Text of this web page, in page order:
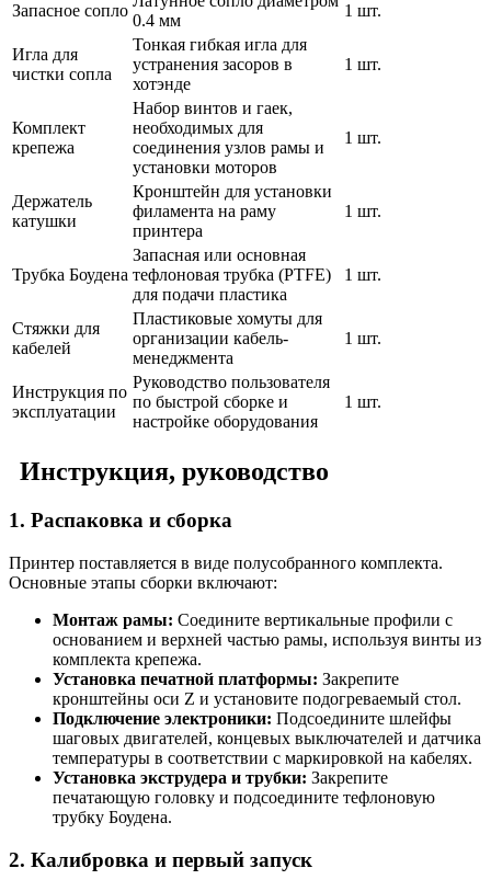
Запасное сопло
0.4 мм
1 шт.
Игла для
чистки сопла
Тонкая гибкая игла для
устранения засоров в
хотэнде
1 шт.
Комплект
крепежа
Набор винтов и гаек,
необходимых для
соединения узлов рамы и
установки моторов
1 шт.
Держатель
катушки
Кронштейн для установки
филамента на раму
принтера
1 шт.
Трубка Боудена
Запасная или основная
тефлоновая трубка (PTFE)
для подачи пластика
1 шт.
Стяжки для
кабелей
Пластиковые хомуты для
организации кабель-
менеджмента
1 шт.
Инструкция по
эксплуатации
Руководство пользователя
по быстрой сборке и
настройке оборудования
1 шт.
Инструкция, руководство
1. Распаковка и сборка
Принтер поставляется в виде полусобранного комплекта.
Основные этапы сборки включают:
Монтаж рамы: Соедините вертикальные профили с
основанием и верхней частью рамы, используя винты из
комплекта крепежа.
Установка печатной платформы: Закрепите
кронштейны оси Z и установите подогреваемый стол.
Подключение электроники: Подсоедините шлейфы
шаговых двигателей, концевых выключателей и датчика
температуры в соответствии с маркировкой на кабелях.
Установка экструдера и трубки: Закрепите
печатающую головку и подсоедините тефлоновую
трубку Боудена.
2. Калибровка и первый запуск